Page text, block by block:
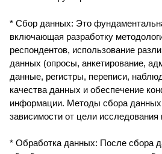
* Сбор данных: Это
включающая разработку
респондентов, использование
данных (опросы, анкетирование,
данные, регистры, переписи,
качества данных и обеспечение
информации. Методы сбора
зависимости от цели
* Обработка данных: После сбора